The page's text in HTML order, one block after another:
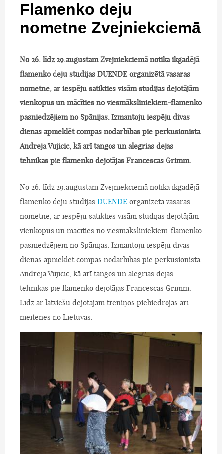
Flamenko deju
nometne Zvejniekciemā
No 26. līdz 29.augustam Zvejniekciemā notika ikgadējā
flamenko deju studijas DUENDE organizētā vasaras
nometne, ar iespēju satikties visām studijas dejotājām
vienkopus un mācīties no viesmāksliniekiem-flamenko
pasniedzējiem no Spānijas. Izmantoju iespēju divas
dienas apmeklēt compas nodarbības pie perkusionista
Andreja Vujicic, kā arī tangos un alegrias dejas
tehnikas pie flamenko dejotājas Francescas Grimm.
No 26. līdz 29.augustam Zvejniekciemā notika ikgadējā
flamenko deju studijas DUENDE organizētā vasaras
nometne, ar iespēju satikties visām studijas dejotājām
vienkopus un mācīties no viesmāksliniekiem-flamenko
pasniedzējiem no Spānijas. Izmantoju iespēju divas
dienas apmeklēt compas nodarbības pie perkusionista
Andreja Vujicic, kā arī tangos un alegrias dejas
tehnikas pie flamenko dejotājas Francescas Grimm.
Līdz ar latviešu dejotājām treniņos piebiedrojās arī
meitenes no Lietuvas.